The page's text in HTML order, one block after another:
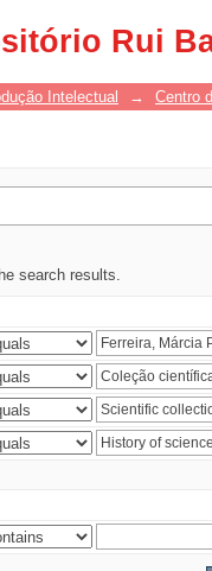
Rui
Intelectual → Centro
search results.